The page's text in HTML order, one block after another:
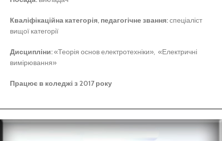
Кваліфікаційна категорія, педагогічне звання:спеціаліст
вищої категорії
Дисципліни:«Теорія основ електротехніки», «Електричні
вимірювання»
Працює в коледжі з 2017 року